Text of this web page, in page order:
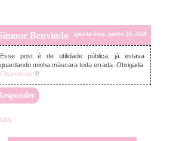
Benvindo quarta-feira, junho 24, 2020
Esse post é de utilidade pública, já estava
guardando minha máscara toda errada. Obrigada
Charme-se ♡